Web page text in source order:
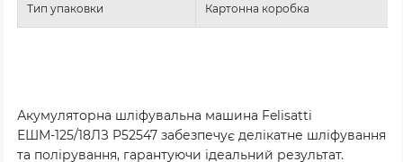
Тип упаковки Картонна коробка
Акумуляторна шліфувальна машина Felisatti
ЕШМ-125/18ЛЗ P52547 забезпечує делікатне шліфування
та полірування, гарантуючи ідеальний результат.